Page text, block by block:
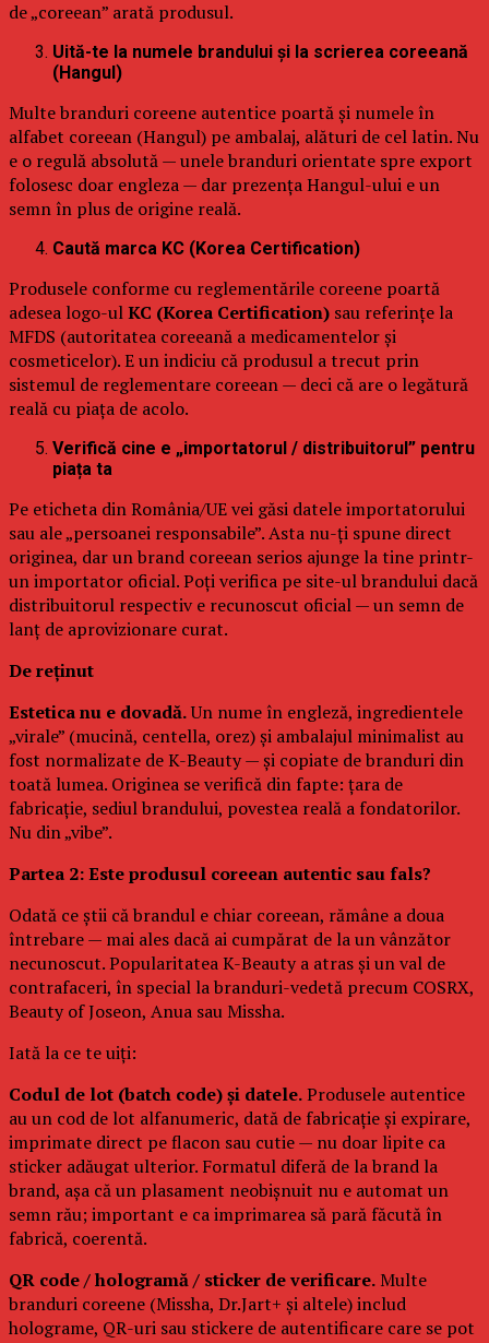
de „coreean” arată produsul.
Uită-te la numele brandului și la scrierea coreeană
(Hangul)
Multe branduri coreene autentice poartă și numele în
alfabet coreean (Hangul) pe ambalaj, alături de cel latin. Nu
e o regulă absolută — unele branduri orientate spre export
folosesc doar engleza — dar prezența Hangul-ului e un
semn în plus de origine reală.
Caută marca KC (Korea Certification)
Produsele conforme cu reglementările coreene poartă
adesea logo-ulKC (Korea Certification) sau referințe la
MFDS (autoritatea coreeană a medicamentelor și
cosmeticelor). E un indiciu că produsul a trecut prin
sistemul de reglementare coreean — deci că are o legătură
reală cu piața de acolo.
Verifică cine e „importatorul / distribuitorul” pentru
piața ta
Pe eticheta din România/UE vei găsi datele importatorului
sau ale „persoanei responsabile”. Asta nu-ți spune direct
originea, dar un brand coreean serios ajunge la tine printr-
un importator oficial. Poți verifica pe site-ul brandului dacă
distribuitorul respectiv e recunoscut oficial — un semn de
lanț de aprovizionare curat.
De reținut
Estetica nu e dovadă.Un nume în engleză, ingredientele
„virale” (mucină, centella, orez) și ambalajul minimalist au
fost normalizate de K-Beauty — și copiate de branduri din
toată lumea. Originea se verifică din fapte: țara de
fabricație, sediul brandului, povestea reală a fondatorilor.
Nu din „vibe”.
Partea 2: Este produsul coreean autentic sau fals?
Odată ce știi că brandul e chiar coreean, rămâne a doua
întrebare — mai ales dacă ai cumpărat de la un vânzător
necunoscut. Popularitatea K-Beauty a atras și un val de
contrafaceri, în special la branduri-vedetă precum COSRX,
Beauty of Joseon, Anua sau Missha.
Iată la ce te uiți:
Codul de lot (batch code) și datele.Produsele autentice
au un cod de lot alfanumeric, dată de fabricație și expirare,
imprimate direct pe flacon sau cutie — nu doar lipite ca
sticker adăugat ulterior. Formatul diferă de la brand la
brand, așa că un plasament neobișnuit nu e automat un
semn rău; important e ca imprimarea să pară făcută în
fabrică, coerentă.
QR code / hologramă / sticker de verificare.Multe
branduri coreene (Missha, Dr.Jart+ și altele) includ
holograme, QR-uri sau stickere de autentificare care se pot